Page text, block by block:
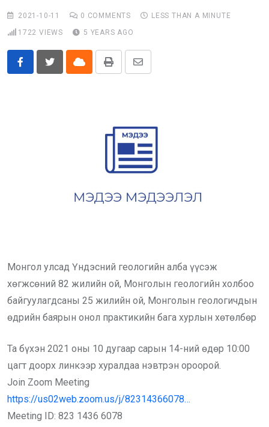
Танин мэдэхүй
Бусад
E-Zasag.mn
2021-10-11 0 COMMENTS
LESS THAN A MINUTE
1722 VIEWS 5 YEARS AGO
Cloud Print
Share
Монгол улсад Үндэсний геологийн алба үүсэж
хөгжсөний 82 жилийн ой, Монголын геологийн холбоо
байгуулагдсаны 25 жилийн ой, Монголын геологичдын
өдрийн баярын онол практикийн бага хурлын хөтөлбөр
Та бүхэн 2021 оны 10 дугаар сарын 14-ний өдөр 10:00
цагт доорх линкээр хуралдаа нэвтрэн ороорой.
Join Zoom Meeting
https://us02web.zoom.us/j/82314366078…
Meeting ID: 823 1436 6078